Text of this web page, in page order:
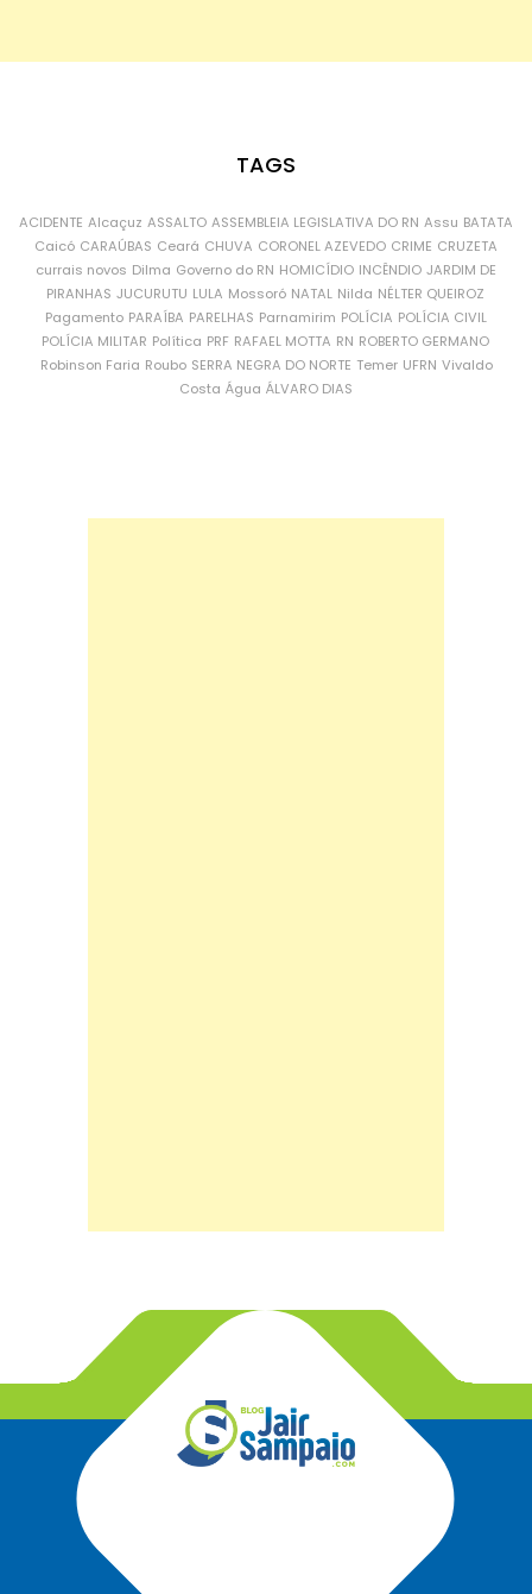
TAGS
ACIDENTE Alcaçuz ASSALTO ASSEMBLEIA LEGISLATIVA DO RN Assu BATATA
Caicó CARAÚBAS Ceará CHUVA CORONEL AZEVEDO CRIME CRUZETA
currais novos Dilma Governo do RN HOMICÍDIO INCÊNDIO JARDIM DE
PIRANHAS JUCURUTU LULA Mossoró NATAL Nilda NÉLTER QUEIROZ
Pagamento PARAÍBA PARELHAS Parnamirim POLÍCIA POLÍCIA CIVIL
POLÍCIA MILITAR Política PRF RAFAEL MOTTA RN ROBERTO GERMANO
Robinson Faria Roubo SERRA NEGRA DO NORTE Temer UFRN Vivaldo
Costa Água ÁLVARO DIAS